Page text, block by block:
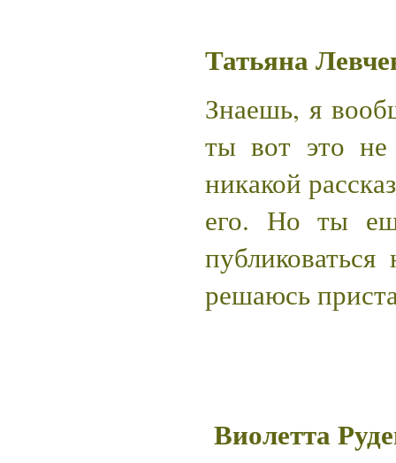
Татьяна
Знаешь, я
ты вот это
никакой
его. Но ты
решаюсь
Виолетта